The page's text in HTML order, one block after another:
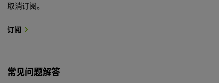
取消订阅。
订阅
常见问题解答